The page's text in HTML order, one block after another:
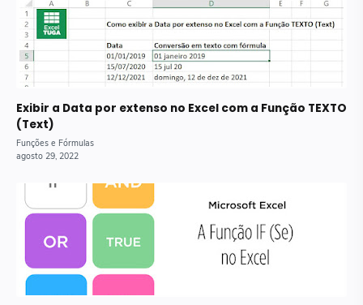
Exibir a Data por extenso no Excel com a Função TEXTO
(Text)